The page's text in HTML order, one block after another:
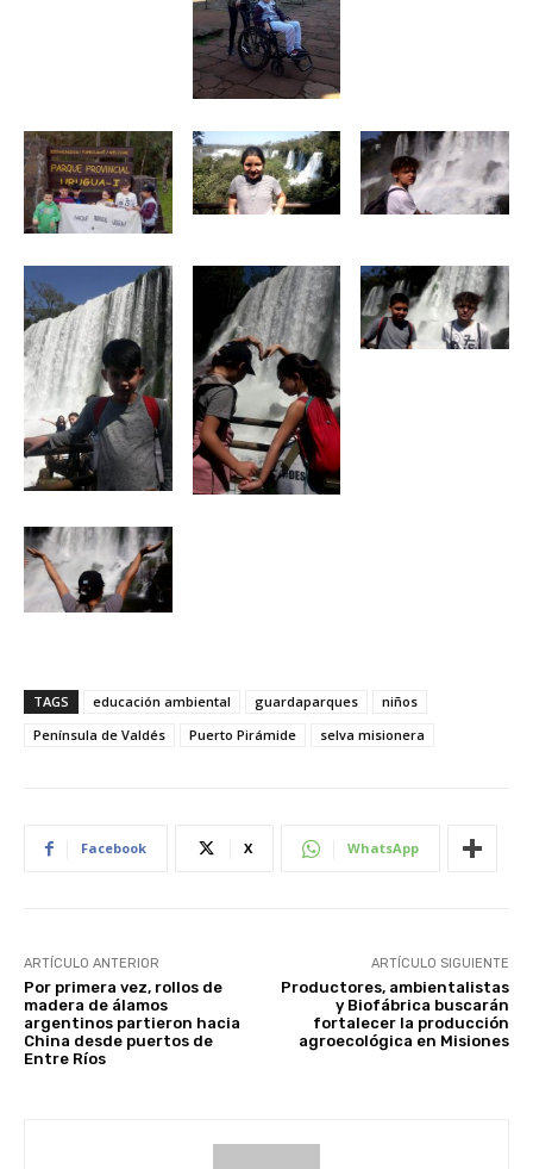
TAGS educación ambiental guardaparques
niños
Península de Valdés
Puerto Pirámide selva misionera
Facebook X WhatsApp
ARTÍCULO ANTERIOR
Por primera vez, rollos de
madera de álamos
argentinos partieron hacia
China desde puertos de
Entre Ríos
ARTÍCULO SIGUIENTE
Productores, ambientalistas
y Biofábrica buscarán
fortalecer la producción
agroecológica en Misiones